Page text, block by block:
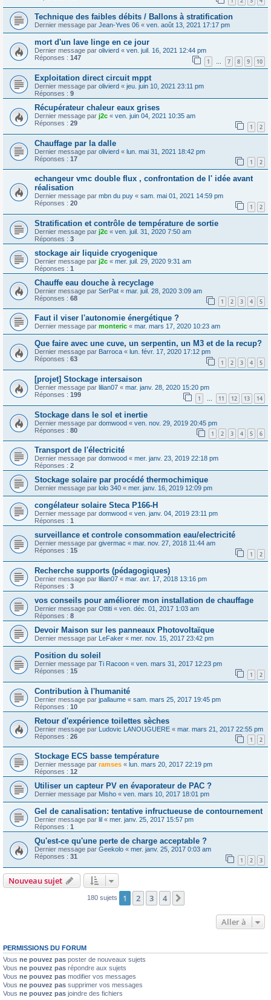
Technique des faibles débits / Ballons à stratification
Dernier message par Jean-Yves 06 « ven. août 13, 2021 17:17 pm
mort d'un lave linge en ce jour
Dernier message par olivierd « ven. juil. 16, 2021 12:44 pm
Réponses : 147 1 … 7 8 9 10
Exploitation direct circuit mppt
Dernier message par olivierd « jeu. juin 10, 2021 23:11 pm
Réponses : 9
Récupérateur chaleur eaux grises
Dernier message par j2c « ven. juin 04, 2021 10:35 am
Réponses : 29 1 2
Chauffage par la dalle
Dernier message par olivierd « lun. mai 31, 2021 18:42 pm
Réponses : 17 1 2
echangeur vmc double flux , confrontation de l' idée avant
réalisation
Dernier message par mbn du puy « sam. mai 01, 2021 14:59 pm
Réponses : 20 1 2
Stratification et contrôle de température de sortie
Dernier message par j2c « ven. juil. 31, 2020 7:50 am
Réponses : 3
stockage air liquide cryogenique
Dernier message par j2c « mer. juil. 29, 2020 9:31 am
Réponses : 1
Chauffe eau douche à recyclage
Dernier message par SerPat « mar. juil. 28, 2020 3:09 am
Réponses : 68 1 2 3 4 5
Faut il viser l'autonomie énergétique ?
Dernier message par monteric « mar. mars 17, 2020 10:23 am
Que faire avec une cuve, un serpentin, un M3 et de la recup?
Dernier message par Barroca « lun. févr. 17, 2020 17:12 pm
Réponses : 63 1 2 3 4 5
[projet] Stockage intersaison
Dernier message par lilian07 « mar. janv. 28, 2020 15:20 pm
Réponses : 199 1 … 11 12 13 14
Stockage dans le sol et inertie
Dernier message par domwood « ven. nov. 29, 2019 20:45 pm
Réponses : 80 1 2 3 4 5 6
Transport de l'électricité
Dernier message par domwood « mer. janv. 23, 2019 22:18 pm
Réponses : 2
Stockage solaire par procédé thermochimique
Dernier message par lolo 340 « mer. janv. 16, 2019 12:09 pm
congélateur solaire Steca P166-H
Dernier message par domwood « ven. janv. 04, 2019 23:11 pm
Réponses : 1
surveillance et controle consommation eau/electricité
Dernier message par givermac « mar. nov. 27, 2018 11:44 am
Réponses : 15 1 2
Recherche supports (pédagogiques)
Dernier message par lilian07 « mar. avr. 17, 2018 13:16 pm
Réponses : 3
vos conseils pour améliorer mon installation de chauffage
Dernier message par Ottiti « ven. déc. 01, 2017 1:03 am
Réponses : 8
Devoir Maison sur les panneaux Photovoltaïque
Dernier message par LeFaker « mer. nov. 15, 2017 23:42 pm
Position du soleil
Dernier message par Ti Racoon « ven. mars 31, 2017 12:23 pm
Réponses : 15 1 2
Contribution à l'humanité
Dernier message par jpallaume « sam. mars 25, 2017 19:45 pm
Réponses : 10
Retour d'expérience toilettes sèches
Dernier message par Ludovic LANOUGUERE « mar. mars 21, 2017 22:55 pm
Réponses : 26 1 2
Stockage ECS basse température
Dernier message par ramses « lun. mars 20, 2017 22:19 pm
Réponses : 12
Utiliser un capteur PV en évaporateur de PAC ?
Dernier message par Misho « ven. mars 10, 2017 18:01 pm
Gel de canalisation: tentative infructueuse de contournement
Dernier message par lil « mer. janv. 25, 2017 15:57 pm
Réponses : 1
Qu'est-ce qu'une perte de charge acceptable ?
Dernier message par Geekolo « mer. janv. 25, 2017 0:03 am
Réponses : 31 1 2 3
Nouveau sujet
180 sujets 1 2 3 4
Aller à
PERMISSIONS DU FORUM
Vous ne pouvez pas poster de nouveaux sujets
Vous ne pouvez pas répondre aux sujets
Vous ne pouvez pas modifier vos messages
Vous ne pouvez pas supprimer vos messages
Vous ne pouvez pas joindre des fichiers